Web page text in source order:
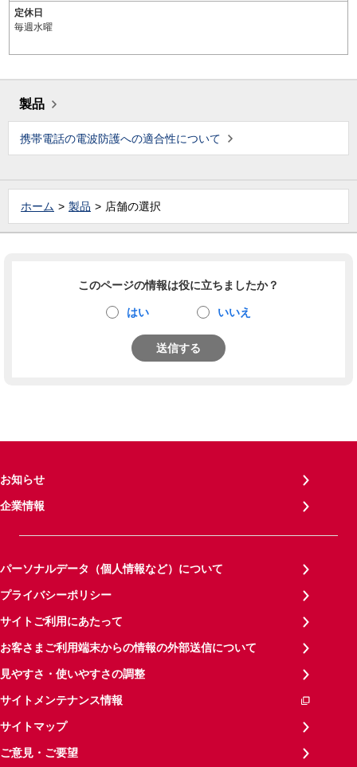
定休日
毎週水曜
製品
携帯電話の電波防護への適合性について
ホーム 製品 店舗の選択
このページの情報は役に立ちましたか？
はい いいえ
送信する
お知らせ
企業情報
パーソナルデータ（個人情報など）について
プライバシーポリシー
サイトご利用にあたって
お客さまご利用端末からの情報の外部送信について
見やすさ・使いやすさの調整
サイトメンテナンス情報
サイトマップ
ご意見・ご要望